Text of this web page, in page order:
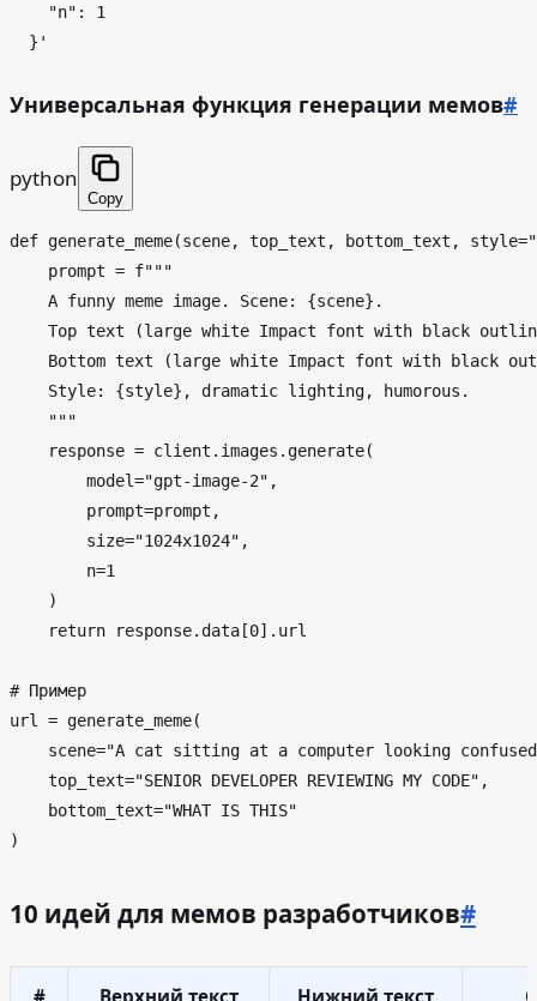
    "n": 1
  }'
Универсальная функция генерации мемов#
python
Copy
def generate_meme(scene, top_text, bottom_text, style=
    prompt =
f"""
    A funny meme image. Scene:
{scene} .
Top text (large white Impact font with black
Bottom text (large white Impact font with black
    Style:
{style} , dramatic lighting, humorous.
    """
    response = client.images.generate(
        model=
"gpt-image-2" ,
        prompt=prompt,
        size=
"1024x1024" ,
        n=
1
    )
return response.data[0].url
# Пример
url = generate_meme(
    scene=
"A cat sitting at a computer looking
    top_text=
"SENIOR DEVELOPER REVIEWING MY CODE" ,
    bottom_text=
"WHAT IS THIS"
10 идей для мемов разработчиков#